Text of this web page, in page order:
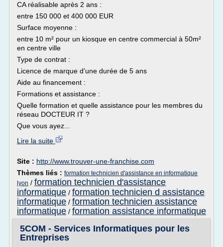
CA réalisable après 2 ans :
entre 150 000 et 400 000 EUR
Surface moyenne :
entre 10 m² pour un kiosque en centre commercial à 50m²
en centre ville
Type de contrat :
Licence de marque d'une durée de 5 ans
Aide au financement :
Formations et assistance :
Quelle formation et quelle assistance pour les membres du
réseau DOCTEUR IT ?
Que vous ayez...
Lire la suite
Site : http://www.trouver-une-franchise.com
Thèmes liés : formation technicien d'assistance en informatique
lyon / formation technicien d'assistance
informatique / formation technicien d assistance
informatique / formation technicien assistance
informatique / formation assistance informatique
5COM - Services Informatiques pour les
Entreprises